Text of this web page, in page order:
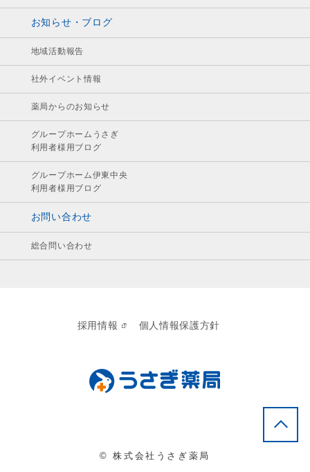
お知らせ・ブログ
地域活動報告
社外イベント情報
薬局からのお知らせ
グループホームうさぎ
利用者様用ブログ
グループホーム伊東中央
利用者様用ブログ
お問い合わせ
総合問い合わせ
採用情報 個人情報保護方針
© 株式会社うさぎ薬局